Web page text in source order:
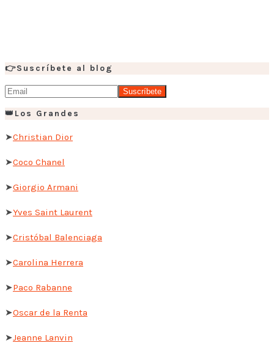
👉Suscríbete al blog
👑Los Grandes
➤Christian Dior
➤Coco Chanel
➤Giorgio Armani
➤Yves Saint Laurent
➤Cristóbal Balenciaga
➤Carolina Herrera
➤Paco Rabanne
➤Oscar de la Renta
➤Jeanne Lanvin